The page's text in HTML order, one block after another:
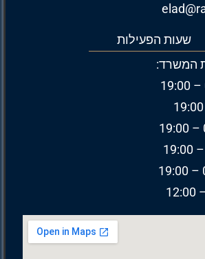
שעות הפעילות
המשרד: